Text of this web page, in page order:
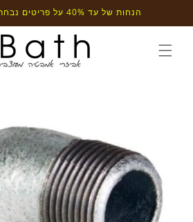
הנחות של עד 40% על פריטים נבחרים. גלו עכשיו ->